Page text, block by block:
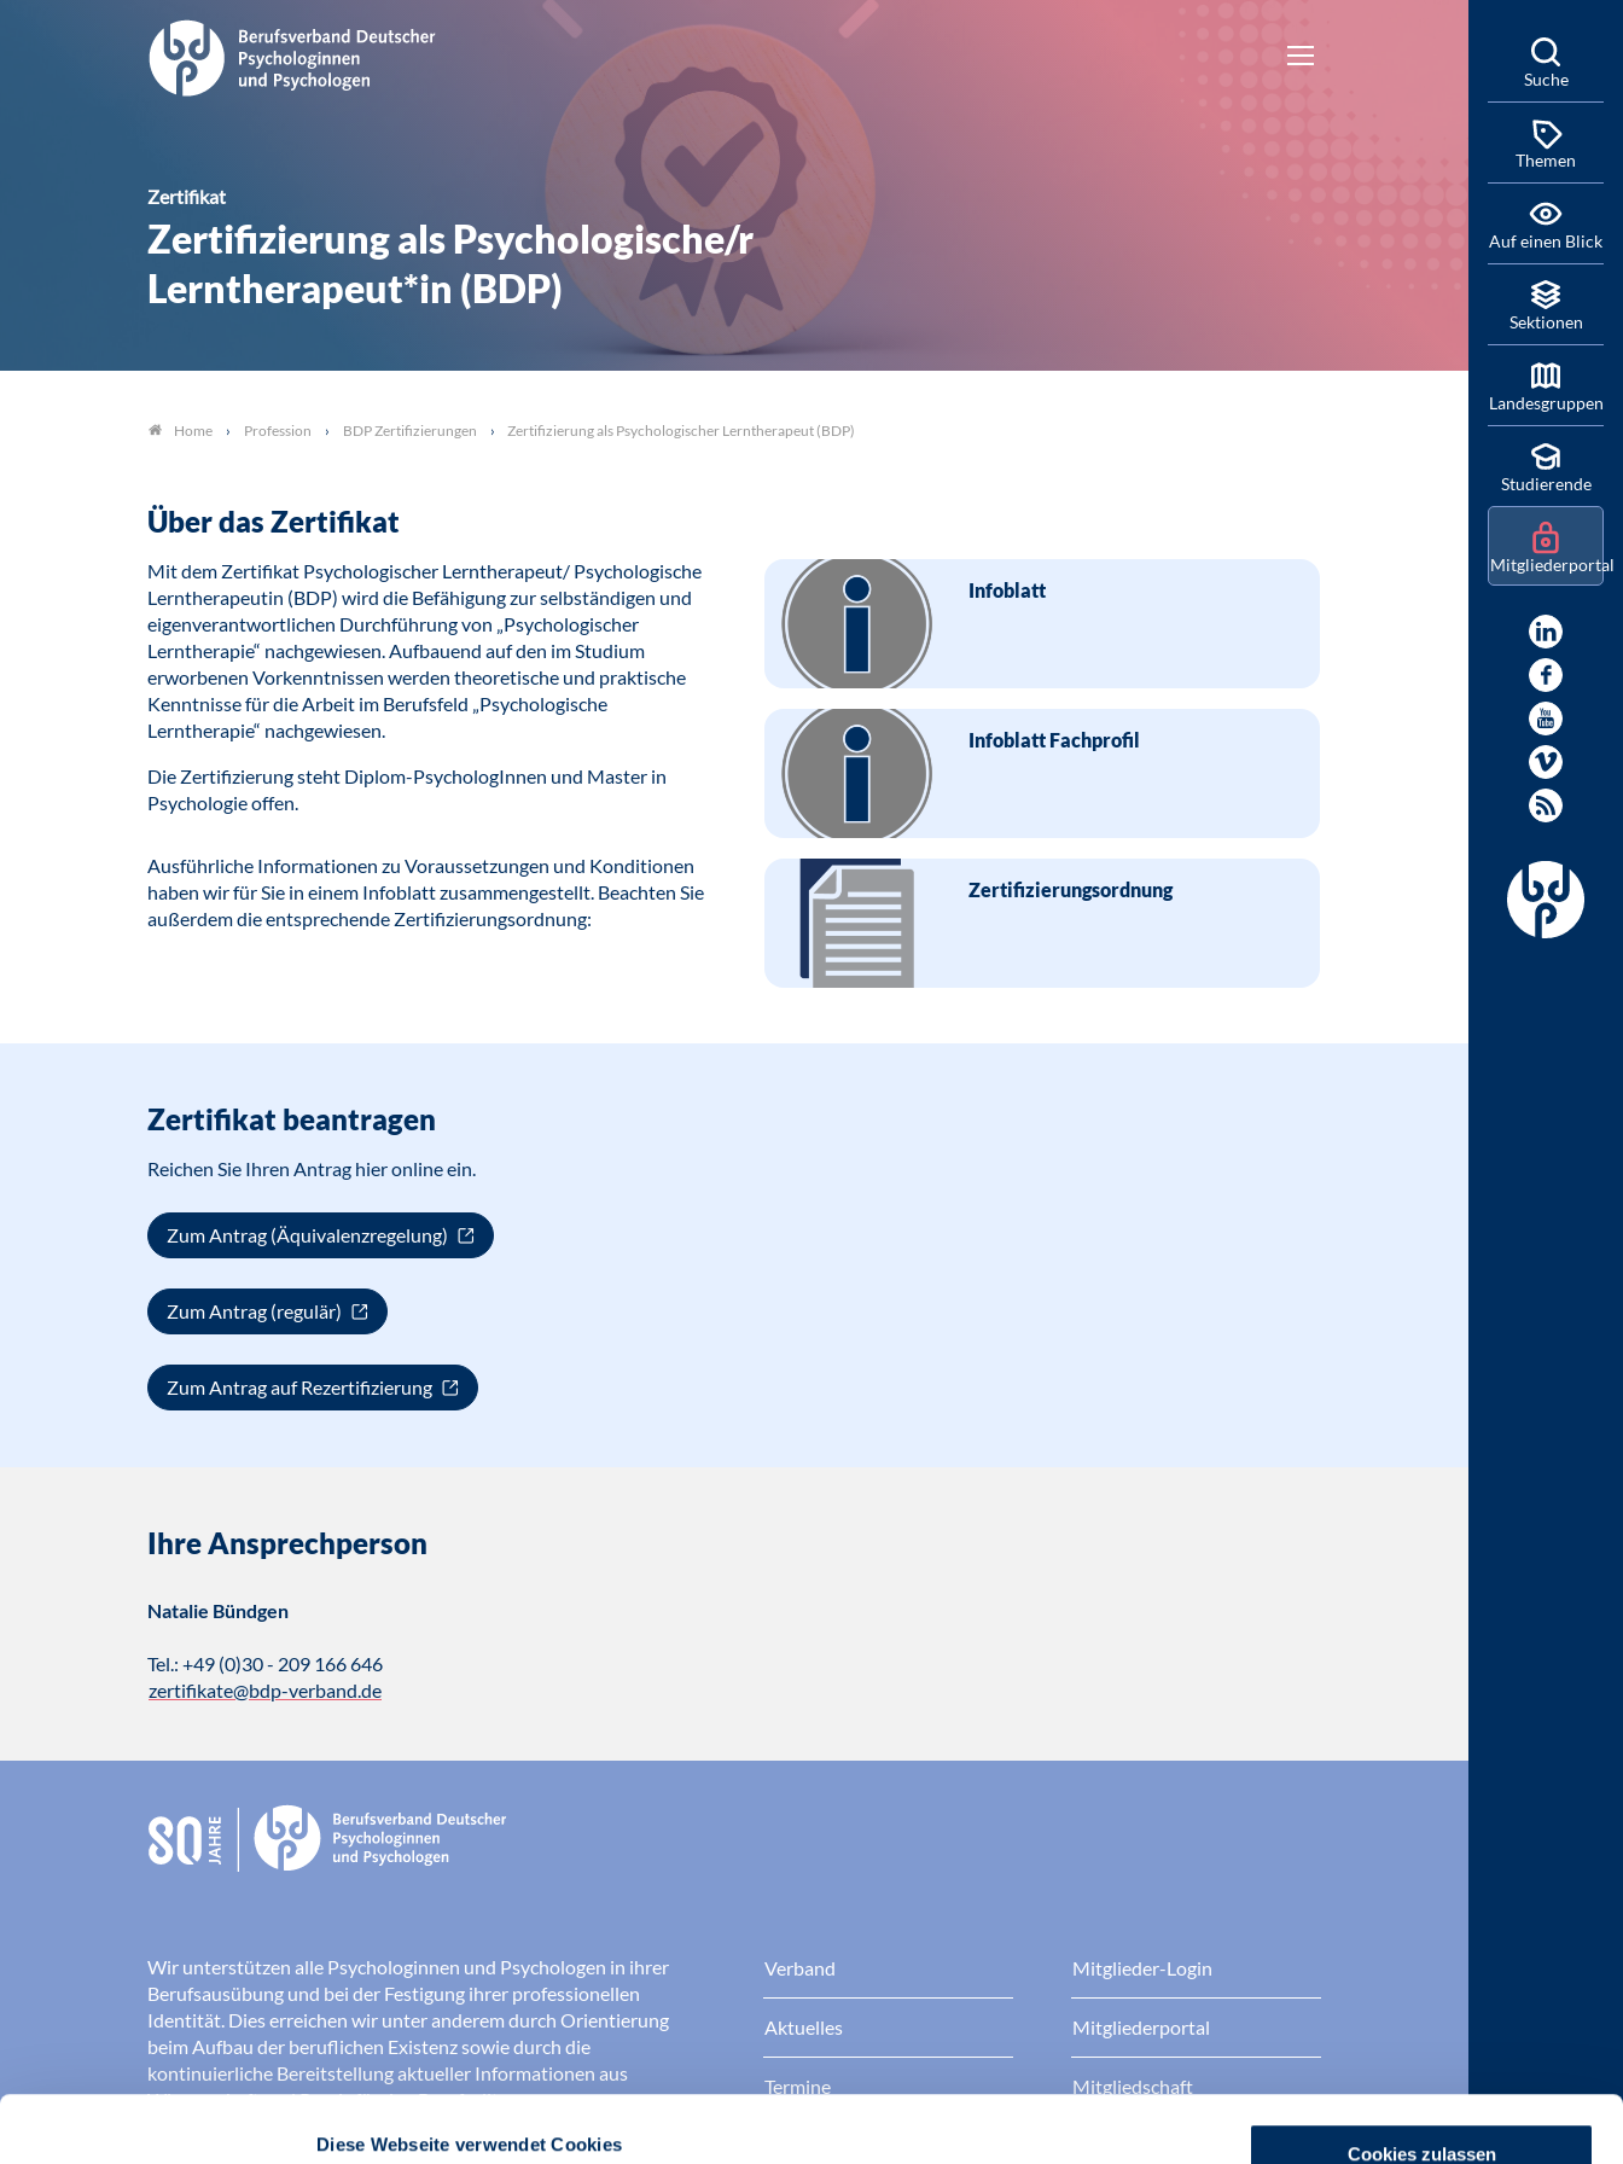
Diese Webseite verwendet Cookies Cookies zulassen
Zertifikat
Zertifizierung als Psychologische/r
Lerntherapeut*in (BDP)
Home Profession BDP Zertifizierungen Zertifizierung als Psychologischer Lerntherapeut (BDP)
Über das Zertifikat
Mit dem Zertifikat Psychologischer Lerntherapeut/ Psychologische
Lerntherapeutin (BDP) wird die Befähigung zur selbständigen und
eigenverantwortlichen Durchführung von „Psychologischer
Lerntherapie“ nachgewiesen. Aufbauend auf den im Studium
erworbenen Vorkenntnissen werden theoretische und praktische
Kenntnisse für die Arbeit im Berufsfeld „Psychologische
Lerntherapie“ nachgewiesen.
Die Zertifizierung steht Diplom-PsychologInnen und Master in
Psychologie offen.
Ausführliche Informationen zu Voraussetzungen und Konditionen
haben wir für Sie in einem Infoblatt zusammengestellt. Beachten Sie
außerdem die entsprechende Zertifizierungsordnung:
Infoblatt
Infoblatt Fachprofil
Zertifizierungsordnung
Zertifikat beantragen
Reichen Sie Ihren Antrag hier online ein.
Zum Antrag (Äquivalenzregelung)
Zum Antrag (regulär)
Zum Antrag auf Rezertifizierung
Ihre Ansprechperson
Natalie Bündgen
Tel.: +49 (0)30 - 209 166 646
zertifikate@bdp-verband.de
Wir unterstützen alle Psychologinnen und Psychologen in ihrer
Berufsausübung und bei der Festigung ihrer professionellen
Identität. Dies erreichen wir unter anderem durch Orientierung
beim Aufbau der beruflichen Existenz sowie durch die
kontinuierliche Bereitstellung aktueller Informationen aus
Wissenschaft und Praxis für den Berufsalltag.
Wir erschließen und sichern Berufsfelder und sorgen dafür, dass
Verband
Aktuelles
Termine
Mitglieder-Login
Mitgliederportal
Mitgliedschaft
Suche
Themen
Auf einen Blick
Sektionen
Landesgruppen
Studierende
Mitgliederportal